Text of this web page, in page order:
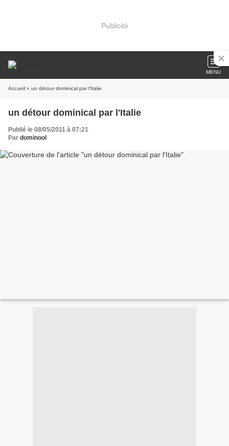
Publicité
MENU
Accueil » un détour dominical par l'Italie
un détour dominical par l'Italie
Publié le 08/05/2011 à 07:21
Par dominool